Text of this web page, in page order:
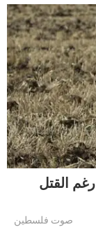
القتل
صوت فلسطين